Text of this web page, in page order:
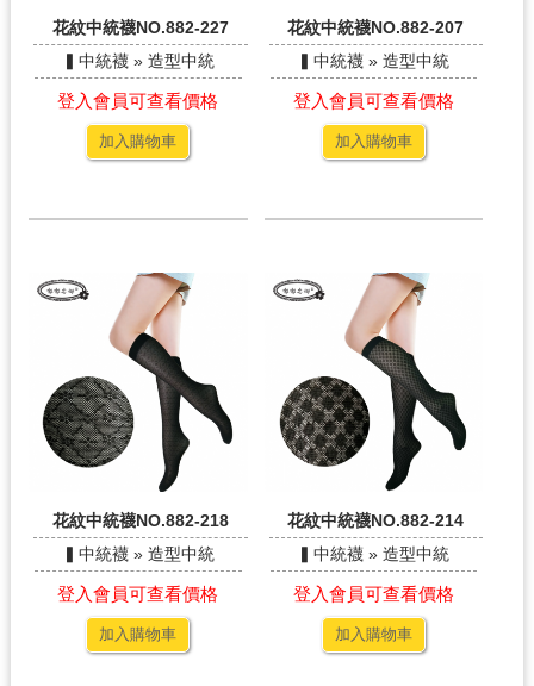
花紋中統襪NO.882-227
▍中統襪 » 造型中統
登入會員可查看價格
加入購物車
花紋中統襪NO.882-207
▍中統襪 » 造型中統
登入會員可查看價格
加入購物車
花紋中統襪NO.882-218
▍中統襪 » 造型中統
登入會員可查看價格
加入購物車
花紋中統襪NO.882-214
▍中統襪 » 造型中統
登入會員可查看價格
加入購物車